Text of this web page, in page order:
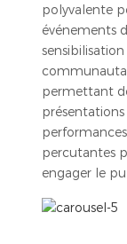
polyvalente
événements
sensibilisation
permettant
performances
percutantes
engager le